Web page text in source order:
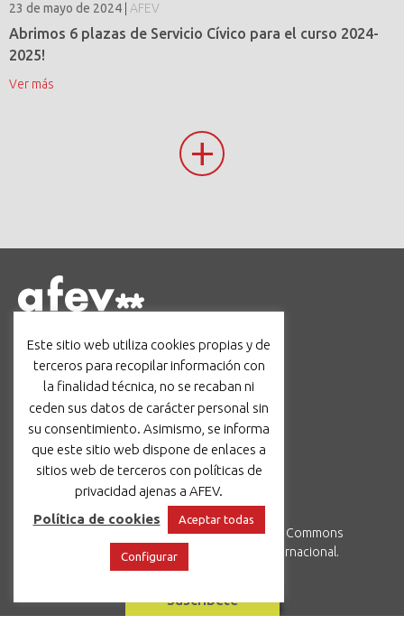
23 de mayo de 2024 AFEV
Abrimos 6 plazas de Servicio Cívico para el curso 2024-
2025!
Ver más
+
Barcelona
c/ Avinyó, 44, 3r, 08002
administracio@afev.org
93 624 17 19|605 96 70 36
Instagram
TikTok
LinkedIn
Aviso legal|Política de cookies
Esta obra está sometida a unaLicencia Creative Commons
Atribución-NoComercial-Compartir Igual 4.0 Internacional .
Suscríbete
Este sitio web utiliza cookies propias y de
terceros para recopilar información con
la finalidad técnica, no se recaban ni
ceden sus datos de carácter personal sin
su consentimiento. Asimismo, se informa
que este sitio web dispone de enlaces a
sitios web de terceros con políticas de
privacidad ajenas a AFEV.
Política de cookies
Aceptar todas
Configurar